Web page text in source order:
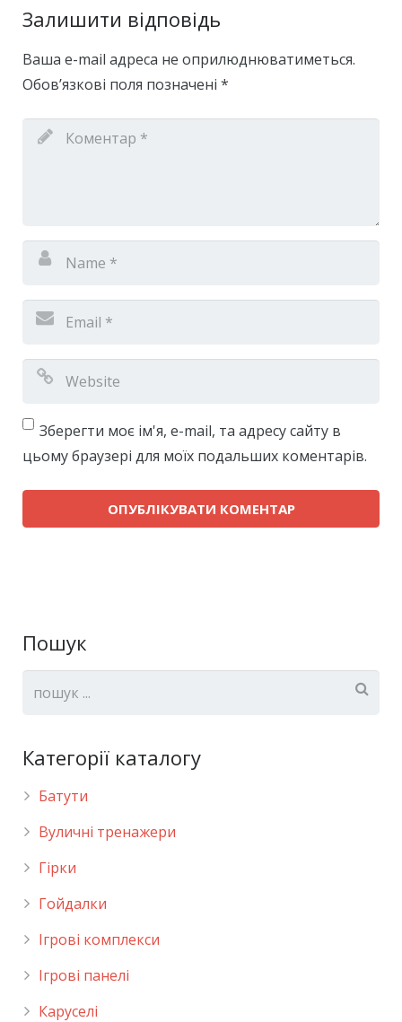
Залишити відповідь
Ваша e-mail адреса не оприлюднюватиметься.
Обов’язкові поля позначені *
Зберегти моє ім'я, e-mail, та адресу сайту в
цьому браузері для моїх подальших коментарів.
Пошук
Категорії каталогу
Батути
Вуличні тренажери
Гірки
Гойдалки
Ігрові комплекси
Ігрові панелі
Каруселі